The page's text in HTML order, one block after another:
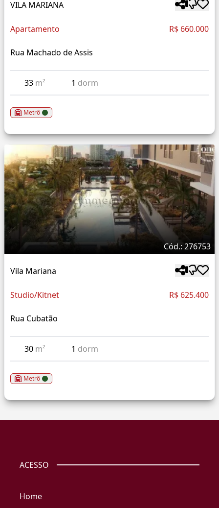
VILA MARIANA
Apartamento R$ 660.000
Rua Machado de Assis
33 m² 1 dorm
Metrô
Cód.: 276753
Vila Mariana
Studio/Kitnet R$ 625.400
Rua Cubatão
30 m² 1 dorm
Metrô
ACESSO
Home